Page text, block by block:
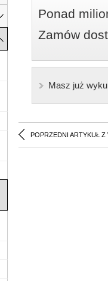
Ponad
Zamów
Masz już
POPRZEDNI ARTYKUŁ Z